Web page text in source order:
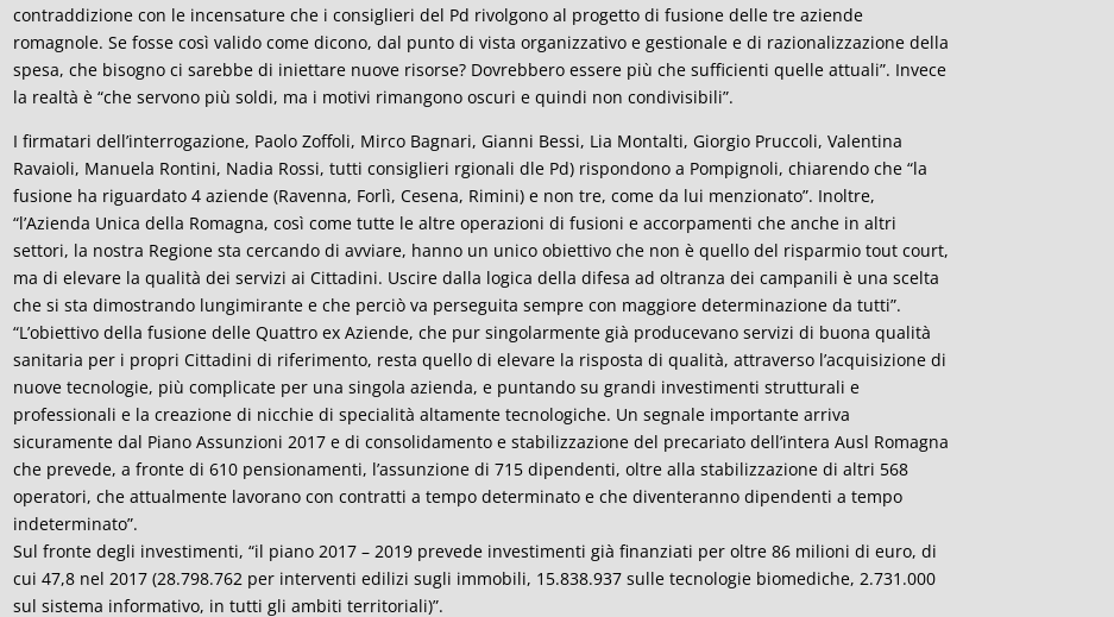
contraddizione con le incensature che i consiglieri del Pd rivolgono al progetto di fusione delle tre aziende
romagnole. Se fosse così valido come dicono, dal punto di vista organizzativo e gestionale e di razionalizzazione della
spesa, che bisogno ci sarebbe di iniettare nuove risorse? Dovrebbero essere più che sufficienti quelle attuali”. Invece
la realtà è “che servono più soldi, ma i motivi rimangono oscuri e quindi non condivisibili”.
I firmatari dell’interrogazione, Paolo Zoffoli, Mirco Bagnari, Gianni Bessi, Lia Montalti, Giorgio Pruccoli, Valentina
Ravaioli, Manuela Rontini, Nadia Rossi, tutti consiglieri rgionali dle Pd) rispondono a Pompignoli, chiarendo che “la
fusione ha riguardato 4 aziende (Ravenna, Forlì, Cesena, Rimini) e non tre, come da lui menzionato”. Inoltre,
“l’Azienda Unica della Romagna, così come tutte le altre operazioni di fusioni e accorpamenti che anche in altri
settori, la nostra Regione sta cercando di avviare, hanno un unico obiettivo che non è quello del risparmio tout court,
ma di elevare la qualità dei servizi ai Cittadini. Uscire dalla logica della difesa ad oltranza dei campanili è una scelta
che si sta dimostrando lungimirante e che perciò va perseguita sempre con maggiore determinazione da tutti”.
“L’obiettivo della fusione delle Quattro ex Aziende, che pur singolarmente già producevano servizi di buona qualità
sanitaria per i propri Cittadini di riferimento, resta quello di elevare la risposta di qualità, attraverso l’acquisizione di
nuove tecnologie, più complicate per una singola azienda, e puntando su grandi investimenti strutturali e
professionali e la creazione di nicchie di specialità altamente tecnologiche. Un segnale importante arriva
sicuramente dal Piano Assunzioni 2017 e di consolidamento e stabilizzazione del precariato dell’intera Ausl Romagna
che prevede, a fronte di 610 pensionamenti, l’assunzione di 715 dipendenti, oltre alla stabilizzazione di altri 568
operatori, che attualmente lavorano con contratti a tempo determinato e che diventeranno dipendenti a tempo
indeterminato”.
Sul fronte degli investimenti, “il piano 2017 – 2019 prevede investimenti già finanziati per oltre 86 milioni di euro, di
cui 47,8 nel 2017 (28.798.762 per interventi edilizi sugli immobili, 15.838.937 sulle tecnologie biomediche, 2.731.000
sul sistema informativo, in tutti gli ambiti territoriali)”.